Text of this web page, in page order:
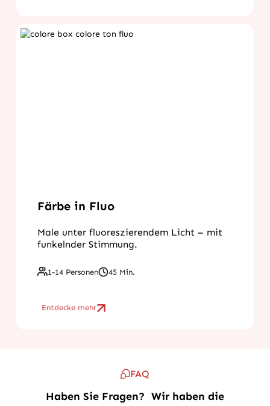
Färbe in Fluo
Male unter fluoreszierendem Licht – mit
funkelnder Stimmung.
1-14 Personen 45 Min.
Entdecke mehr
FAQ
Haben Sie Fragen? Wir haben die